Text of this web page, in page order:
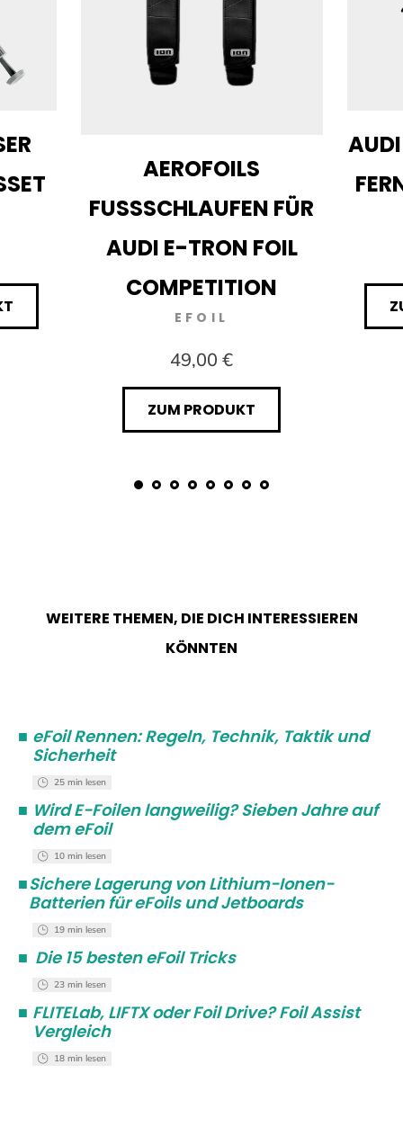
AEROFOILS
FUSSSCHLAUFEN FÜR A
UDI E-TRON FOIL C
OMPETITION
EFOIL
49,00 €
ZUM PRODUKT
WEITERE THEMEN, DIE DICH INTERESSIEREN
KÖNNTEN
■ eFoil Rennen: Regeln, Technik, Taktik und
Sicherheit
25 min lesen
■ Wird E-Foilen langweilig? Sieben Jahre auf
dem eFoil
10 min lesen
■Sichere Lagerung von Lithium-Ionen-
Batterien für eFoils und Jetboards
19 min lesen
■ Die 15 besten eFoil Tricks
23 min lesen
■ FLITELab, LIFTX oder Foil Drive? Foil Assist
Vergleich
18 min lesen